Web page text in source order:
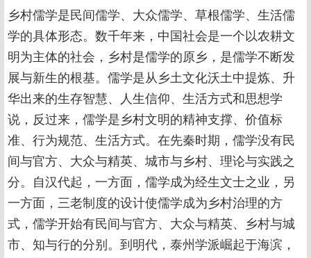
乡村儒学是民间儒学、大众儒学、草根儒学、生活儒
学的具体形态。数千年来，中国社会是一个以农耕文
明为主体的社会，乡村是儒学的原乡，是儒学不断发
展与新生的根基。儒学是从乡土文化沃土中提炼、升
华出来的生存智慧、人生信仰、生活方式和思想学
说，反过来，儒学是乡村文明的精神支撑、价值标
准、行为规范、生活方式。在先秦时期，儒学没有民
间与官方、大众与精英、城市与乡村、理论与实践之
分。自汉代起，一方面，儒学成为经生文士之业，另
一方面，三老制度的设计使儒学成为乡村治理的方
式，儒学开始有民间与官方、大众与精英、乡村与城
市、知与行的分别。到明代，泰州学派崛起于海滨，